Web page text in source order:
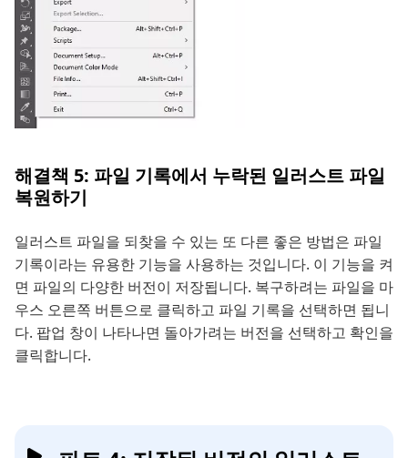
해결책 5: 파일 기록에서 누락된 일러스트 파일
복원하기
일러스트 파일을 되찾을 수 있는 또 다른 좋은 방법은 파일
기록이라는 유용한 기능을 사용하는 것입니다. 이 기능을 켜
면 파일의 다양한 버전이 저장됩니다. 복구하려는 파일을 마
우스 오른쪽 버튼으로 클릭하고 파일 기록을 선택하면 됩니
다. 팝업 창이 나타나면 돌아가려는 버전을 선택하고 확인을
클릭합니다.